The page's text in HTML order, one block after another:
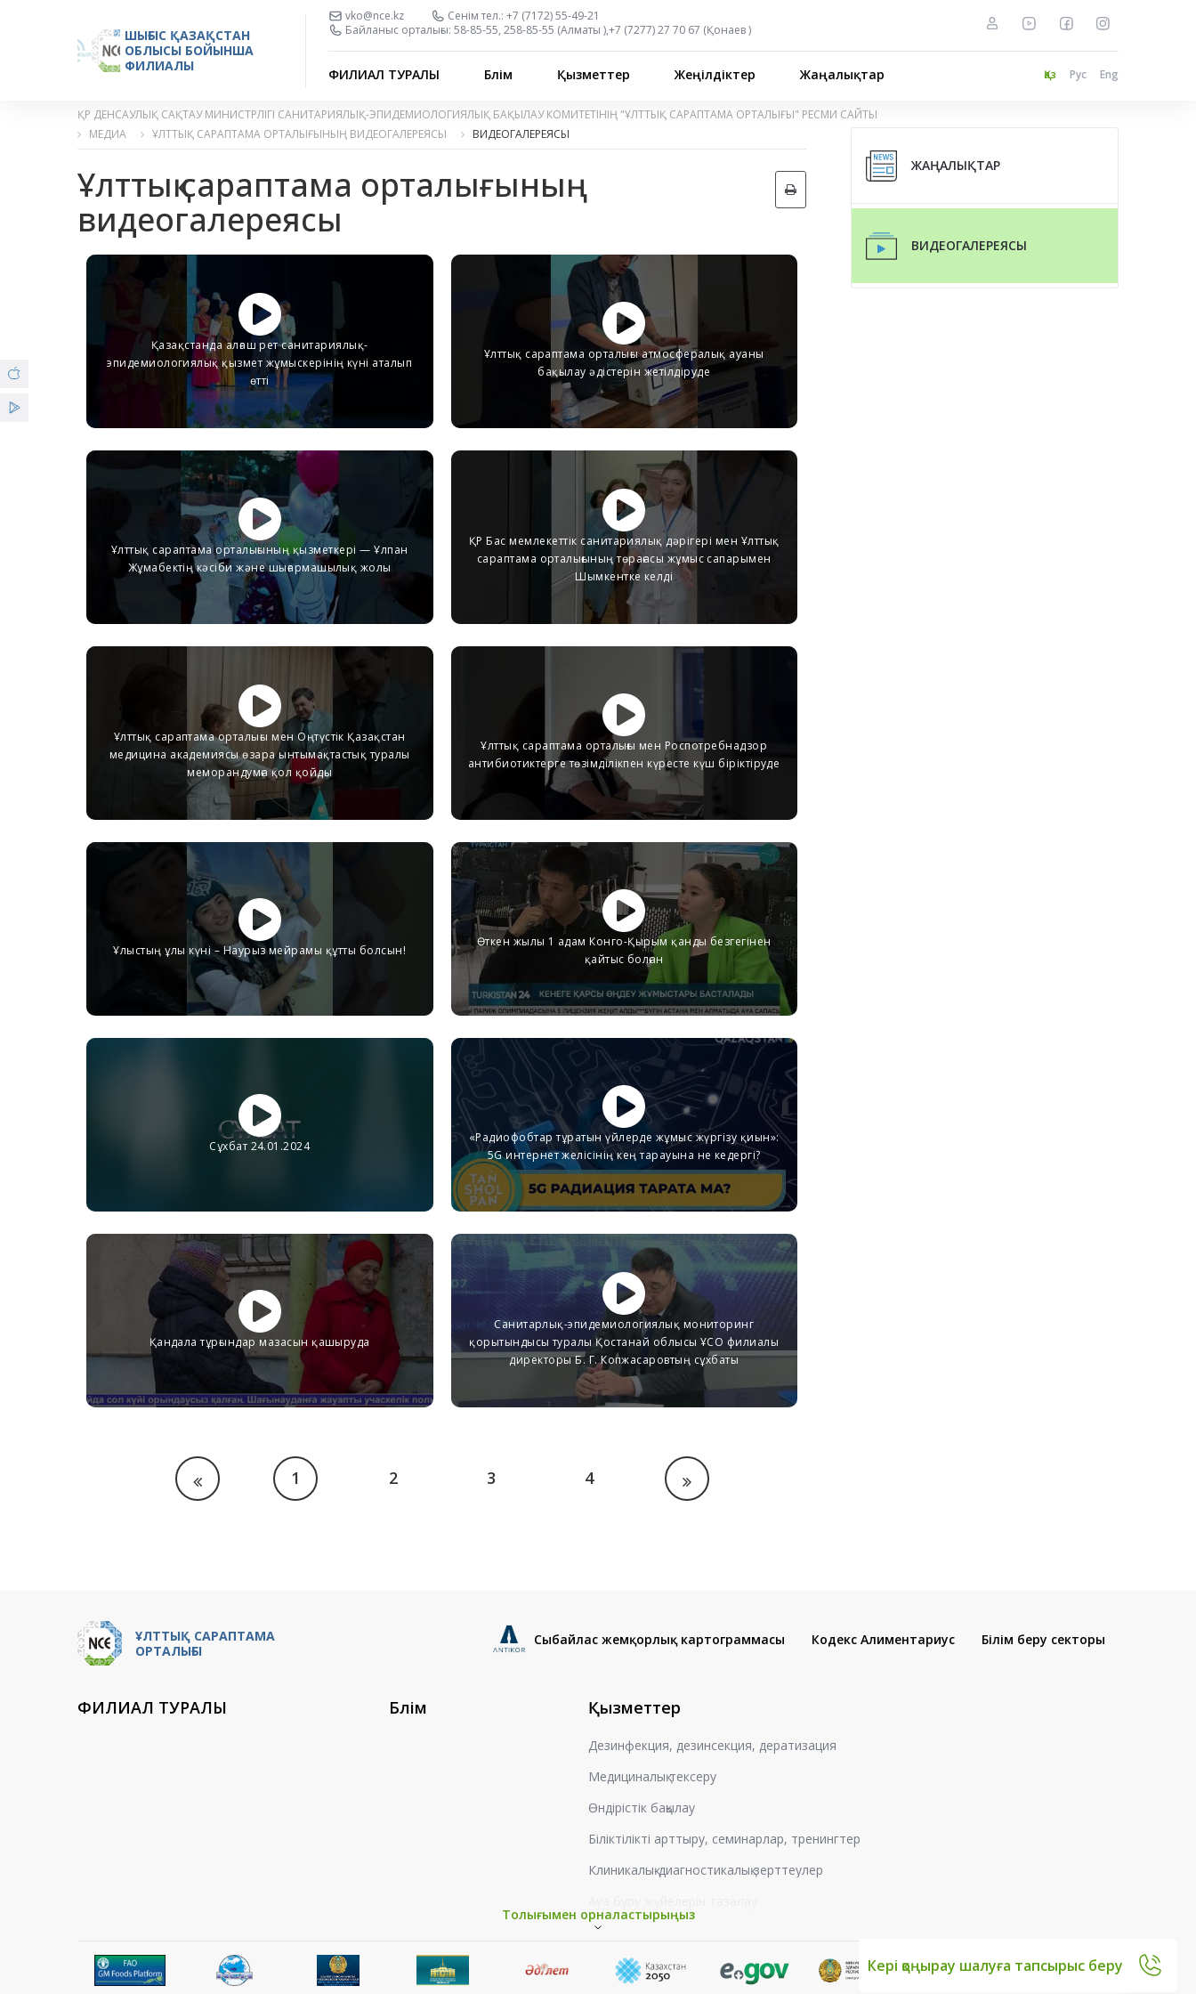
Кері қоңырау шалуға тапсырыс беру
ШЫҒЫС ҚАЗАҚСТАН
ОБЛЫСЫ БОЙЫНША
ФИЛИАЛЫ
vko@nce.kz Сенім тел.: +7 (7172) 55-49-21
Байланыс орталығы: 58-85-55, 258-85-55 (Алматы ),+7 (7277) 27 70 67 (Қонаев)
ФИЛИАЛ ТУРАЛЫ Бөлім Қызметтер Жеңілдіктер Жаңалықтар Қаз Рус Eng
ҚР ДЕНСАУЛЫҚ САҚТАУ МИНИСТРЛІГІ САНИТАРИЯЛЫҚ-ЭПИДЕМИОЛОГИЯЛЫҚ БАҚЫЛАУ КОМИТЕТІНІҢ "ҰЛТТЫҚ САРАПТАМА ОРТАЛЫҒЫ" РЕСМИ САЙТЫ
МЕДИА
ҰЛТТЫҚ САРАПТАМА ОРТАЛЫҒЫНЫҢ ВИДЕОГАЛЕРЕЯСЫ ВИДЕОГАЛЕРЕЯСЫ
Ұлттық сараптама орталығының
видеогалереясы
Қазақстанда алғаш рет санитариялық-
эпидемиологиялық қызмет жұмыскерінің күні аталып
өтті
Ұлттық сараптама орталығы атмосфералық ауаны
бақылау әдістерін жетілдіруде
Ұлттық сараптама орталығының қызметкері — Ұлпан
Жұмабектің кәсіби және шығармашылық жолы
ҚР Бас мемлекеттік санитариялық дәрігері мен Ұлттық
сараптама орталығының төрағасы жұмыс сапарымен
Шымкентке келді
Ұлттық сараптама орталығы мен Оңтүстік Қазақстан
медицина академиясы өзара ынтымақтастық туралы
меморандумға қол қойды
Ұлттық сараптама орталығы мен Роспотребнадзор
антибиотиктерге төзімділікпен күресте күш біріктіруде
Ұлыстың ұлы күні – Наурыз мейрамы құтты болсын!
Өткен жылы 1 адам Конго-Қырым қанды безгегінен
қайтыс болған
Сұхбат 24.01.2024
«Радиофобтар тұратын үйлерде жұмыс жүргізу қиын»:
5G интернет желісінің кең тарауына не кедергі?
Қандала тұрғындар мазасын қашыруда
Санитарлық-эпидемиологиялық мониторинг
қорытындысы туралы Қостанай облысы ҰСО филиалы
директоры Б. Г. Копжасаровтың сұхбаты
1 2 3 4
ЖАҢАЛЫҚТАР
ВИДЕОГАЛЕРЕЯСЫ
ҰЛТТЫҚ САРАПТАМА
ОРТАЛЫҒЫ
Сыбайлас жемқорлық картограммасы Кодекс Алиментариус Білім беру секторы
ФИЛИАЛ ТУРАЛЫ Бөлім Қызметтер
Дезинфекция, дезинсекция, дератизация
Медициналық тексеру
Өндірістік бақылау
Біліктілікті арттыру, семинарлар, тренингтер
Клиникалық-диагностикалық зерттеулер
Жұмыс орындарын аттестаттау
Гигиеналық оқыту
Толығымен орналастырыңыз